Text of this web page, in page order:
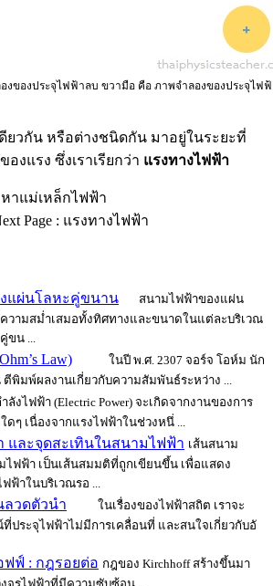
งของประจุไฟฟ้าลบ ขวามือ คือ ภาพจำลองของประจุไฟ
ยวกัน หรือต่างชนิดกัน มาอยู่ในระยะที่
งแรง ซึ่งเราเรียกว่า แรงทางไฟฟ้า
: เนื้อหาแม่เหล็กไฟฟ้า
Page : แรงทางไฟฟ้า
แผ่นโลหะคู่ขนาน
สนามไฟฟ้าของแผ่น
วามสม่ำเสมอทั้งทิศทางและขนาดในแต่ละบริเวณ
น ...
Law)
ในปี พ.ศ. 2307 จอร์จ โอห์ม นัก
พิมพ์ผลงานเกี่ยวกับความสัมพันธ์ระหว่าง ...
งไฟฟ้า (Electric Power) จะเกิดจากงานของการ
ดๆ เนื่องจากแรงไฟฟ้าในช่วงหนึ่ ...
และจุดสะเทินในสนามไฟฟ้า เส้นสนาม
ฟ้า เป็นเส้นสมมติที่ถูกเขียนขึ้น เพื่อแสดง
ฟ้าในบริเวณรอ ...
ลวดตัวนำ
ในเรื่องของไฟฟ้าสถิต เราจะ
ประจุไฟฟ้าไม่มีการเคลื่อนที่ และสนใจเกี่ยวกับอั
ฟฟ์ : กฎรอยต่อ กฎของ Kirchhoff สร้างขึ้นมา